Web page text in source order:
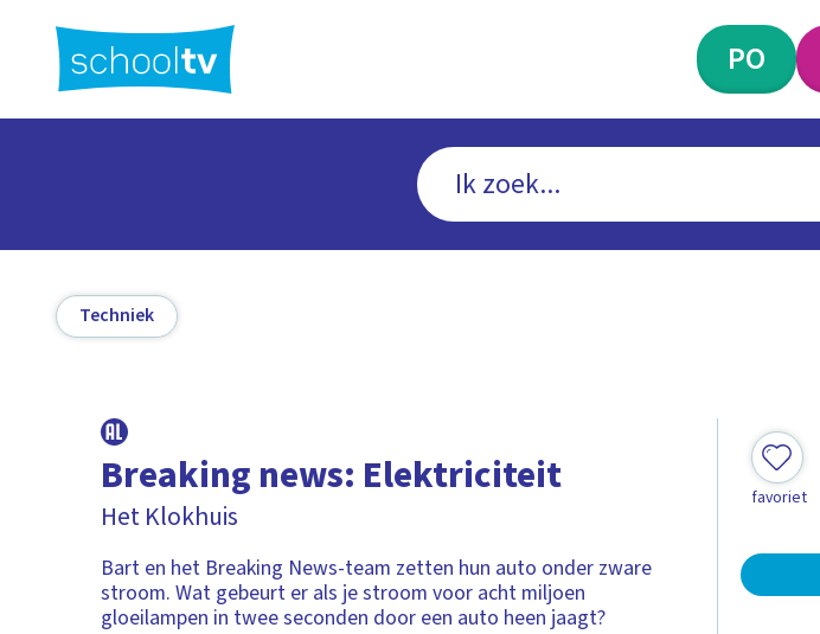
hoofdinhoud
PO
Techniek
Breaking news: Elektriciteit
Het Klokhuis
Bart en het Breaking News-team zetten hun auto onder zware
stroom. Wat gebeurt er als je stroom voor acht miljoen
gloeilampen in twee seconden door een auto heen jaagt?
favoriet